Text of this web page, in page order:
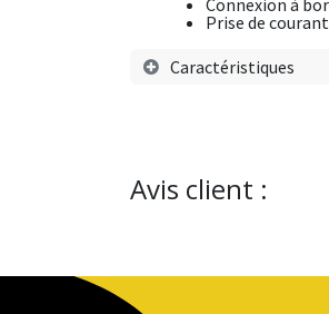
Connexion à
Prise de
Caractéristiques
Avis client :